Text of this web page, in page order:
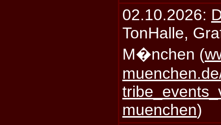
02.10.2026:
TonHalle,
M�nchen (
muenchen)